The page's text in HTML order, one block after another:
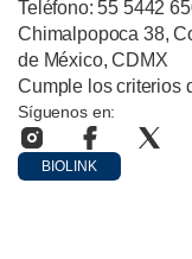
Teléfono: 55 5442
Chimalpopoca 38,
de México, CDMX
Cumple los criterios
Síguenos en:
BIOLINK